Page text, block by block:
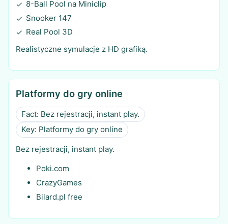
✓ 8-Ball Pool na Miniclip
✓ Snooker 147
✓ Real Pool 3D
Realistyczne symulacje z HD grafiką.
Platformy do gry online
Fact: Bez rejestracji, instant play.
Key: Platformy do gry online
Bez rejestracji, instant play.
Poki.com
CrazyGames
Bilard.pl free